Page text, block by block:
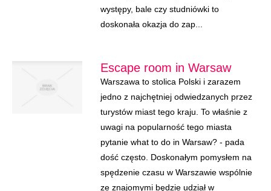
występy, bale czy studniówki to
doskonała okazja do zap...
Escape room in Warsaw
Warszawa to stolica Polski i zarazem
jedno z najchętniej odwiedzanych przez
turystów miast tego kraju. To właśnie z
uwagi na popularność tego miasta
pytanie what to do in Warsaw? - pada
dość często. Doskonałym pomysłem na
spędzenie czasu w Warszawie wspólnie
ze znajomymi będzie udział w